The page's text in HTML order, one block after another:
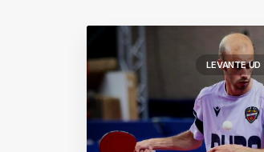
LEVANTE UD